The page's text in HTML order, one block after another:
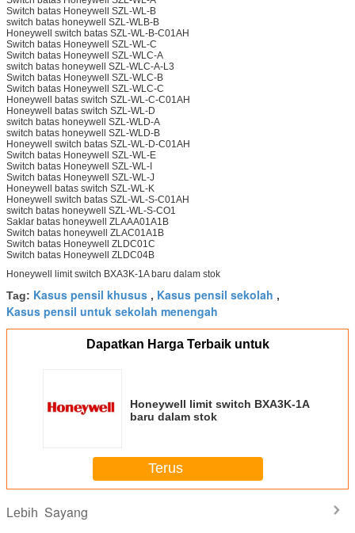
Switch batas Honeywell SZL-WL-B
switch batas honeywell SZL-WLB-B
Honeywell switch batas SZL-WL-B-C01AH
Switch batas Honeywell SZL-WL-C
Switch batas Honeywell SZL-WLC-A
switch batas honeywell SZL-WLC-A-L3
Switch batas Honeywell SZL-WLC-B
Switch batas Honeywell SZL-WLC-C
Honeywell batas switch SZL-WL-C-C01AH
Honeywell batas switch SZL-WL-D
switch batas honeywell SZL-WLD-A
switch batas honeywell SZL-WLD-B
Honeywell switch batas SZL-WL-D-C01AH
Switch batas Honeywell SZL-WL-E
Switch batas Honeywell SZL-WL-I
Switch batas Honeywell SZL-WL-J
Honeywell batas switch SZL-WL-K
Honeywell switch batas SZL-WL-S-C01AH
switch batas honeywell SZL-WL-S-CO1
Saklar batas honeywell ZLAAA01A1B
Switch batas honeywell ZLAC01A1B
Switch batas Honeywell ZLDC01C
Switch batas Honeywell ZLDC04B
Honeywell limit switch BXA3K-1A baru dalam stok
Tag: Kasus pensil khusus , Kasus pensil sekolah ,
Kasus pensil untuk sekolah menengah
Dapatkan Harga Terbaik untuk
Honeywell limit switch BXA3K-1A
baru dalam stok
Terus
Lebih Sayang